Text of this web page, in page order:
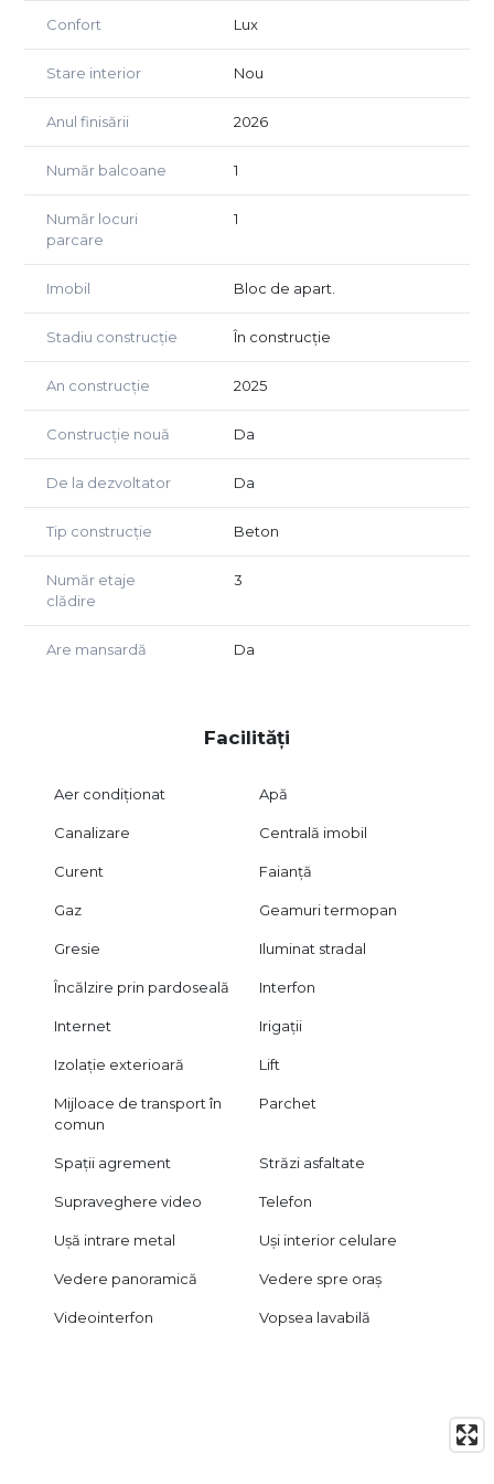
Acest apartament reprezintă alegerea perfectă pentru
cei care doresc să locuiască într-un mediu modern, cu
toate facilitățile la îndemână, într-o comunitate restrânsă
și prietenoasă.
📞 Contactează-ne acum pentru mai multe detalii și
programează o vizionare! Fă primul pas către casa ta de
vis în Timișoara achizitionand cu comision 0% la
cumparare.
Confort Lux
Stare interior Nou
Anul finisării 2026
Număr balcoane 1
Număr locuri
parcare
1
Imobil Bloc de apart.
Stadiu construcție În construcție
An construcție 2025
Construcție nouă Da
De la dezvoltator Da
Tip construcție Beton
Număr etaje
clădire
3
Are mansardă Da
Facilități
Aer condiționat Apă
Canalizare Centrală imobil
Curent Faianță
Gaz Geamuri termopan
Gresie Iluminat stradal
Încălzire prin pardoseală Interfon
Internet Irigații
Izolație exterioară Lift
Mijloace de transport în
comun
Parchet
Spații agrement Străzi asfaltate
Supraveghere video Telefon
Ușă intrare metal Uși interior celulare
Vedere panoramică Vedere spre oraș
Videointerfon Vopsea lavabilă